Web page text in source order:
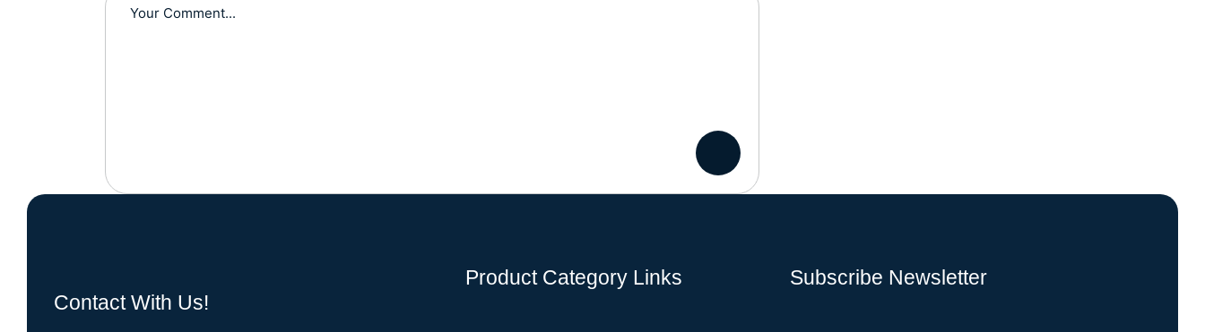
Contact With Us!
Product Category Links Subscribe Newsletter